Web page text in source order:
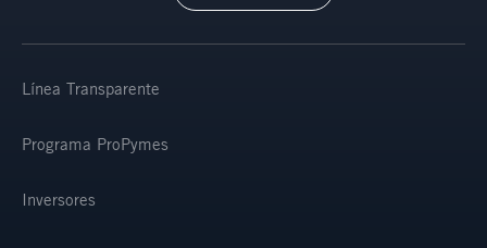
Línea Transparente
Programa ProPymes
Inversores